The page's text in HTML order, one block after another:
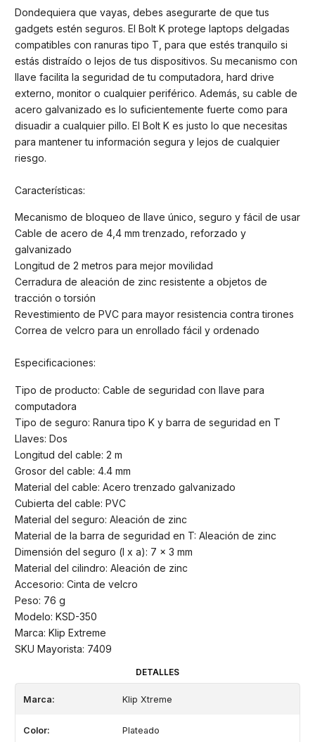
Dondequiera que vayas, debes asegurarte de que tus
gadgets estén seguros. El Bolt K protege laptops delgadas
compatibles con ranuras tipo T, para que estés tranquilo si
estás distraído o lejos de tus dispositivos. Su mecanismo con
llave facilita la seguridad de tu computadora, hard drive
externo, monitor o cualquier periférico. Además, su cable de
acero galvanizado es lo suficientemente fuerte como para
disuadir a cualquier pillo. El Bolt K es justo lo que necesitas
para mantener tu información segura y lejos de cualquier
riesgo.
Características:
Mecanismo de bloqueo de llave único, seguro y fácil de usar
Cable de acero de 4,4 mm trenzado, reforzado y
galvanizado
Longitud de 2 metros para mejor movilidad
Cerradura de aleación de zinc resistente a objetos de
tracción o torsión
Revestimiento de PVC para mayor resistencia contra tirones
Correa de velcro para un enrollado fácil y ordenado
Especificaciones:
Tipo de producto: Cable de seguridad con llave para
computadora
Tipo de seguro: Ranura tipo K y barra de seguridad en T
Llaves: Dos
Longitud del cable: 2 m
Grosor del cable: 4.4 mm
Material del cable: Acero trenzado galvanizado
Cubierta del cable: PVC
Material del seguro: Aleación de zinc
Material de la barra de seguridad en T: Aleación de zinc
Dimensión del seguro (l x a): 7 x 3 mm
Material del cilindro: Aleación de zinc
Accesorio: Cinta de velcro
Peso: 76 g
Modelo: KSD-350
Marca: Klip Extreme
SKU Mayorista: 7409
DETALLES
Marca: Klip Xtreme
Color: Plateado